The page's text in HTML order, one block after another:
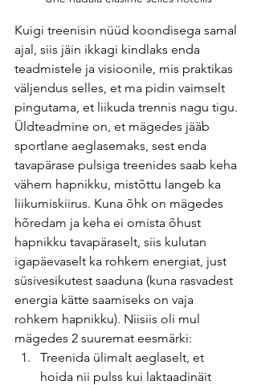
Kuigi treenisin nüüd koondisega samal
ajal, siis jäin ikkagi kindlaks enda
teadmistele ja visioonile, mis praktikas
väljendus selles, et ma pidin vaimselt
pingutama, et liikuda trennis nagu tigu.
Üldteadmine on, et mägedes jääb
sportlane aeglasemaks, sest enda
tavapärase pulsiga treenides saab keha
vähem hapnikku, mistõttu langeb ka
liikumiskiirus. Kuna õhk on mägedes
hõredam ja keha ei omista õhust
hapnikku tavapäraselt, siis kulutan
igapäevaselt ka rohkem energiat, just
süsivesikutest saaduna (kuna rasvadest
energia kätte saamiseks on vaja
rohkem hapnikku). Niisiis oli mul
mägedes 2 suuremat eesmärki:
Treenida ülimalt aeglaselt, et
hoida nii pulss kui laktaadinäit